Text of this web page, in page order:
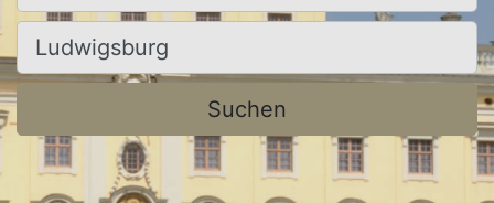
Ort, Stadt
Suchen